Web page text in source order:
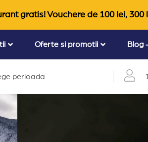
gratis! Vouchere de 100 lei, 300
Oferte si promotii Blog
perioada